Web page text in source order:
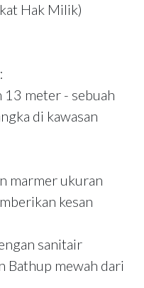
Hak Milik)
13 meter - sebuah
di kawasan
marmer ukuran
kesan
sanitair
Bathup mewah dari